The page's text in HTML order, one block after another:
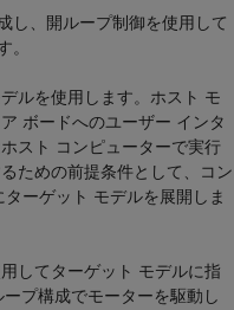
し、開ループ制御を使用して
。
ルを使用します。ホスト モ
ボードへのユーザー インタ
スト コンピューターで実行
ための前提条件として、コン
ーゲット モデルを展開しま
してターゲット モデルに指
プ構成でモーターを駆動し